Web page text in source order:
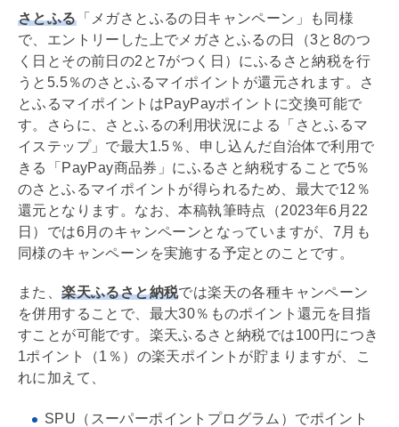
さとふる「メガさとふるの日キャンペーン」も同様
で、エントリーした上でメガさとふるの日（3と8のつ
く日とその前日の2と7がつく日）にふるさと納税を行
うと5.5％のさとふるマイポイントが還元されます。さ
とふるマイポイントはPayPayポイントに交換可能で
す。さらに、さとふるの利用状況による「さとふるマ
イステップ」で最大1.5％、申し込んだ自治体で利用で
きる「PayPay商品券」にふるさと納税することで5％
のさとふるマイポイントが得られるため、最大で12％
還元となります。なお、本稿執筆時点（2023年6月22
日）では6月のキャンペーンとなっていますが、7月も
同様のキャンペーンを実施する予定とのことです。
また、楽天ふるさと納税では楽天の各種キャンペーン
を併用することで、最大30％ものポイント還元を目指
すことが可能です。楽天ふるさと納税では100円につき
1ポイント（1％）の楽天ポイントが貯まりますが、こ
れに加えて、
SPU（スーパーポイントプログラム）でポイント